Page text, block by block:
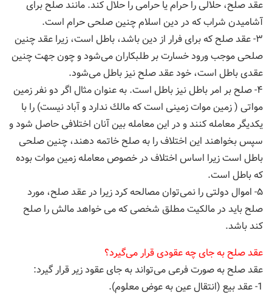
عقد صلح، حلالی را حرام یا حرامی را حلال كند. مانند صلح برای
آشامیدن شراب كه در دین اسلام چنین صلحی حرام است.
۳- عقد صلح كه برای فرار از دین باشد، باطل است، زیرا عقد چنین
صلحی موجب ورود خسارت بر طلبكاران می‌شود و چون جهت چنین
عقدی باطل است، خود عقد صلح نیز باطل می‌شود.
۴- صلح بر امر باطل نیز باطل است. به عنوان مثال اگر دو نفر زمین
مواتی ( زمین موات زمینی است كه مالك ندارد و آباد نیست) را با
یكدیگر معامله كنند و در این معامله بین آنان اختلافی حاصل شود و
سپس بخواهند این اختلاف را به صلح خاتمه دهند، چنین صلحی
باطل است زیرا اساس اختلاف در خصوص معامله زمین موات بوده
كه باطل است.
۵- اموال دولتی را نمی‌توان مصالحه كرد زیرا در عقد صلح، مورد
صلح باید در مالكیت مطلق شخصی كه می خواهد مالش را صلح
كند باشد.
عقد صلح به جای چه عقودی قرار می‌گیرد؟
عقد صلح به صورت فرعی می‌تواند به جای عقود زیر قرار گیرد:
1- عقد بیع (انتقال عین به عوض معلوم).